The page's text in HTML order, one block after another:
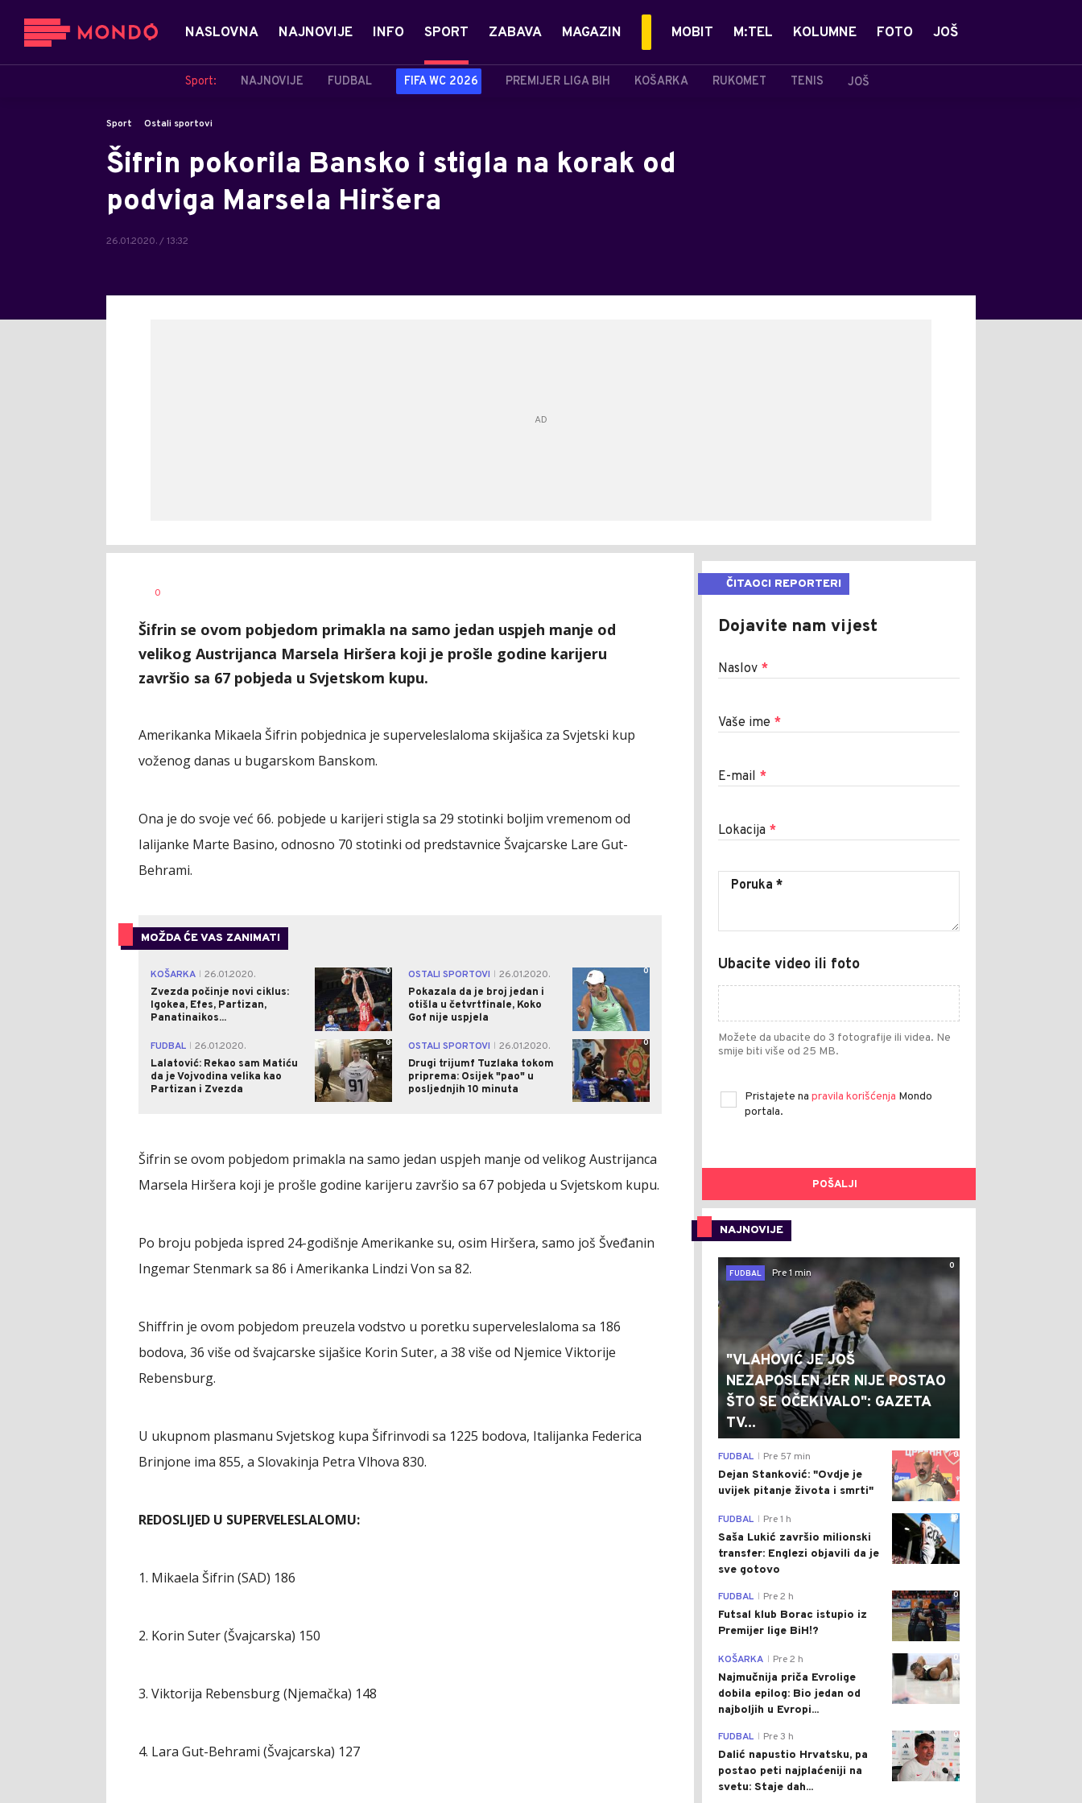
NASLOVNA NAJNOVIJE INFO SPORT
Sport: NAJNOVIJE FUDBAL FIFA WC 2026 PREMIJER LIGA BIH KOŠARKA RUKOMET TENIS JOŠ
ZABAVA MAGAZIN MOBIT M:TEL KOLUMNE FOTO JOŠ
Sport Ostali sportovi
Šifrin pokorila Bansko i stigla na korak od
podviga Marsela Hiršera
26.01.2020. / 13:32
AUTOR
0
Šifrin se ovom pobjedom primakla na samo jedan uspjeh manje od
velikog Austrijanca Marsela Hiršera koji je prošle godine karijeru
završio sa 67 pobjeda u Svjetskom kupu.
Amerikanka Mikaela Šifrin pobjednica je superveleslaloma skijašica za Svjetski kup
voženog danas u bugarskom Banskom.
Ona je do svoje već 66. pobjede u karijeri stigla sa 29 stotinki boljim vremenom od
Ialijanke Marte Basino, odnosno 70 stotinki od predstavnice Švajcarske Lare Gut-
Behrami.
MOŽDA ĆE VAS ZANIMATI
KOŠARKA
26.01.2020.
Zvezda počinje novi ciklus:
Igokea, Efes, Partizan,
Panatinaikos...
0 OSTALI SPORTOVI
26.01.2020.
Pokazala da je broj jedan i
otišla u četvrtfinale, Koko
Gof nije uspjela
0
FUDBAL
26.01.2020.
Lalatović: Rekao sam Matiću
da je Vojvodina velika kao
Partizan i Zvezda
0 OSTALI SPORTOVI
26.01.2020.
Drugi trijumf Tuzlaka tokom
priprema: Osijek "pao" u
posljednjih 10 minuta
0
Šifrin se ovom pobjedom primakla na samo jedan uspjeh manje od velikog Austrijanca
Marsela Hiršera koji je prošle godine karijeru završio sa 67 pobjeda u Svjetskom kupu.
Po broju pobjeda ispred 24-godišnje Amerikanke su, osim Hiršera, samo još Šveđanin
Ingemar Stenmark sa 86 i Amerikanka Lindzi Von sa 82.
Shiffrin je ovom pobjedom preuzela vodstvo u poretku superveleslaloma sa 186
bodova, 36 više od švajcarske sijašice Korin Suter, a 38 više od Njemice Viktorije
Rebensburg.
U ukupnom plasmanu Svjetskog kupa Šifrinvodi sa 1225 bodova, Italijanka Federica
Brinjone ima 855, a Slovakinja Petra Vlhova 830.
REDOSLIJED U SUPERVELESLALOMU:
1. Mikaela Šifrin (SAD) 186
2. Korin Suter (Švajcarska) 150
3. Viktorija Rebensburg (Njemačka) 148
4. Lara Gut-Behrami (Švajcarska) 127
ČITAOCI REPORTERI
Dojavite nam vijest
Naslov *
Vaše ime *
E-mail *
Lokacija *
Ubacite video ili foto
Možete da ubacite do 3 fotografije ili videa. Ne
smije biti više od 25 MB.
Pristajete na pravila korišćenja Mondo
portala.
POŠALJI
NAJNOVIJE
0
FUDBAL
Pre 1 min
"VLAHOVIĆ JE JOŠ
NEZAPOSLEN JER NIJE POSTAO
ŠTO SE OČEKIVALO": GAZETA
TV...
0
FUDBAL Pre 57 min
Dejan Stanković: "Ovdje je
uvijek pitanje života i smrti"
0
FUDBAL Pre 1 h
Saša Lukić završio milionski
transfer: Englezi objavili da je
sve gotovo
0
FUDBAL Pre 2 h
Futsal klub Borac istupio iz
Premijer lige BiH!?
0
KOŠARKA Pre 2 h
Najmučnija priča Evrolige
dobila epilog: Bio jedan od
najboljih u Evropi...
0
FUDBAL Pre 3 h
Dalić napustio Hrvatsku, pa
postao peti najplaćeniji na
svetu: Staje dah...